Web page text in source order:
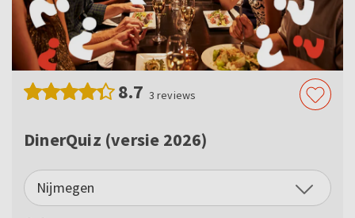
8.7 3 reviews
DinerQuiz (versie 2026)
Nijmegen